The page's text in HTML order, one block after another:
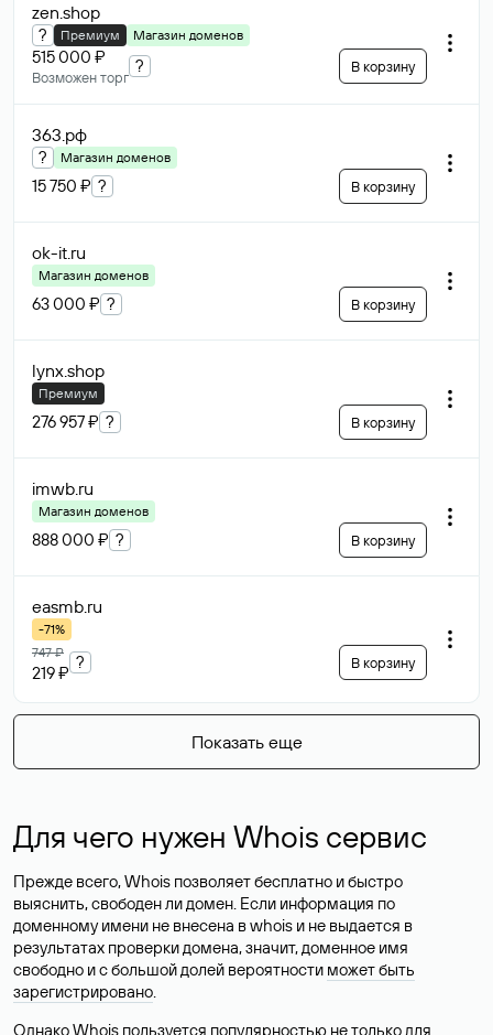
zen.shop
? Премиум Магазин доменов
515 000 ₽
Возможен торг
? В корзину
363.рф
? Магазин доменов
15 750 ₽ ? В корзину
ok-it.ru
Магазин доменов
63 000 ₽ ? В корзину
lynx.shop
Премиум
276 957 ₽ ? В корзину
imwb.ru
Магазин доменов
888 000 ₽ ? В корзину
easmb.ru
-71%
747 ₽
219 ₽
? В корзину
Показать еще
Для чего нужен Whois сервис
Прежде всего, Whois позволяет бесплатно и быстро
выяснить, свободен ли домен. Если информация по
доменному имени не внесена в whois и не выдается в
результатах проверки домена, значит, доменное имя
свободно и с большой долей вероятности может быть
зарегистрировано.
Однако Whois пользуется популярностью не только для